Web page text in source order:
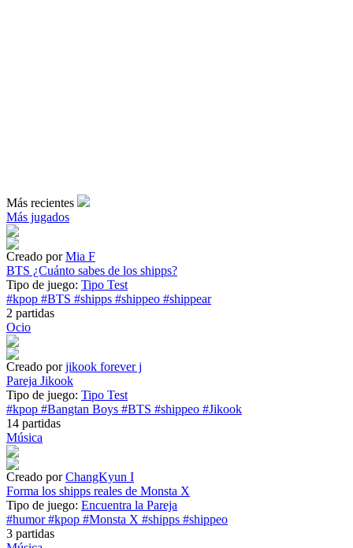
Más recientes
Más jugados
Creado porMia F
BTS ¿Cuánto sabes de los shipps?
Tipo de juego: Tipo Test
#kpop #BTS #shipps #shippeo #shippear
2 partidas
Ocio
Creado porjikook forever j
Pareja Jikook
Tipo de juego: Tipo Test
#kpop #Bangtan Boys #BTS #shippeo #Jikook
14 partidas
Música
Creado porChangKyun I
Forma los shipps reales de Monsta X
Tipo de juego: Encuentra la Pareja
#humor #kpop #Monsta X #shipps #shippeo
3 partidas